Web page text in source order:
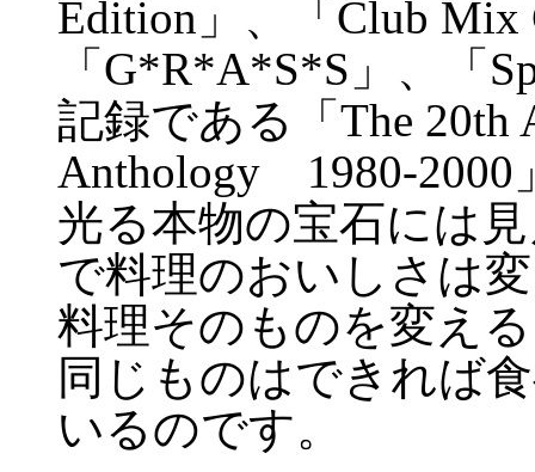
Edition」、「Club Mix
「G*R*A*S*S」、「
記録である「The 20th
Anthology 1980-2000
光る本物の宝石には
で料理のおいしさは
料理そのものを変え
同じものはできれば
いるのです。